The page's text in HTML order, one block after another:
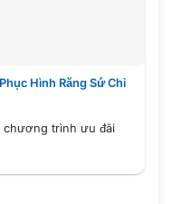
Hình Răng Sứ Chỉ
chương trình ưu đãi